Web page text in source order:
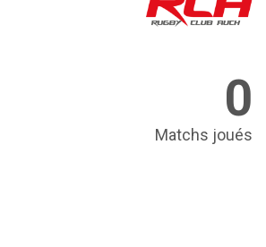
0
Matchs joués